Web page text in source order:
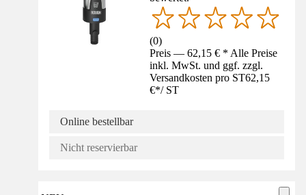
(0)
Preis — 62,15 € * Alle Preise
inkl. MwSt. und ggf. zzgl.
Versandkosten pro ST62,15
€*/ ST
Online bestellbar
Nicht reservierbar